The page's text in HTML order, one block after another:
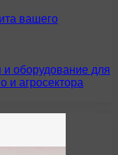
вашего
и оборудование для
и агросектора